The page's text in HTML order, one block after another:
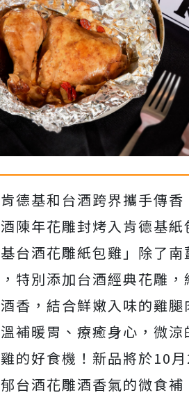
德基和台酒跨界攜手傳
陳年花雕封烤入肯德基
台酒花雕紙包雞」除了
特別添加台酒經典花雕
香，結合鮮嫩入味的雞
補暖胃、療癒身心，微
的好食機！新品將於10
台酒花雕酒香氣的微食補